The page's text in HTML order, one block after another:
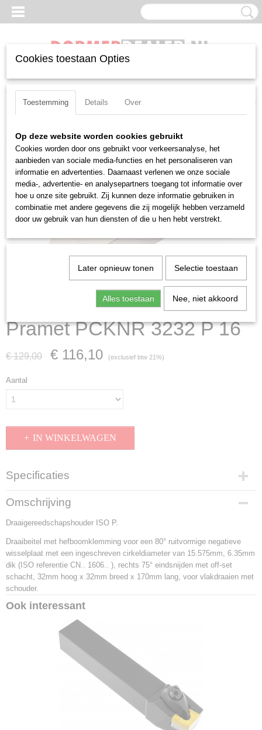
Inloggen Registreren UW WINKELWAGEN
Home >Beitels>Negatief>CN(MG)>Uitwendig
3232 P 16
Pramet PCKNR 3232 P 16
€ 129,00 € 116,10 (exclusief btw 21%)
Aantal
IN WINKELWAGEN
Specificaties
Productcode
PCKNR 3232 P 16
EAN code
Productcode leverancier
PCKNR 3232 P 16
Netto gewicht
1,43 Kg
Omschrijving
Draaigereedschapshouder ISO P.
Draaibeitel met hefboomklemming voor een 80° ruitvormige negatieve
wisselplaat met een ingeschreven cirkeldiameter van 15.575mm, 6.35mm
dik (ISO referentie CN.. 1606.. ), rechts 75° eindsnijden met off-set
schacht, 32mm hoog x 32mm breed x 170mm lang, voor vlakdraaien met
schouder.
Ook interessant
Cookies toestaan Opties
Toestemming Details Over
Op deze website worden cookies gebruikt
Cookies worden door ons gebruikt voor verkeersanalyse, het
aanbieden van sociale media-functies en het personaliseren van
informatie en advertenties. Daarnaast verlenen we onze sociale
media-, advertentie- en analysepartners toegang tot informatie over
hoe u onze site gebruikt. Zij kunnen deze informatie gebruiken in
combinatie met andere gegevens die zij mogelijk hebben verzameld
door uw gebruik van hun diensten of die u hen hebt verstrekt.
Later opnieuw tonen Selectie toestaan
Alles toestaan Nee, niet akkoord